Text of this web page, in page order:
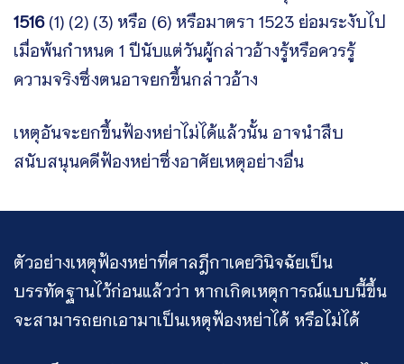
1516(1) (2) (3) หรือ (6) หรือมาตรา 1523 ย่อมระงับไป
เมื่อพ้นกำหนด 1 ปีนับแต่วันผู้กล่าวอ้างรู้หรือควรรู้
ความจริงซึ่งตนอาจยกขึ้นกล่าวอ้าง
เหตุอันจะยกขึ้นฟ้องหย่าไม่ได้แล้วนั้น อาจนำสืบ
สนับสนุนคดีฟ้องหย่าซึ่งอาศัยเหตุอย่างอื่น
ตัวอย่างเหตุฟ้องหย่าที่ศาลฎีกาเคยวินิจฉัยเป็น
บรรทัดฐานไว้ก่อนแล้วว่า หากเกิดเหตุการณ์แบบนี้ขึ้น
จะสามารถยกเอามาเป็นเหตุฟ้องหย่าได้ หรือไม่ได้